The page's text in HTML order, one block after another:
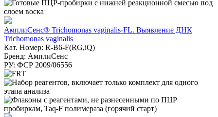
АмплиСенс® Trichomonas vaginalis-FL. Выявление ДНК
Trichomonas vaginalis
Кат. Номер: R-B6-F(RG,iQ)
Бренд: АмплиСенс
РУ: ФСР 2009/06556